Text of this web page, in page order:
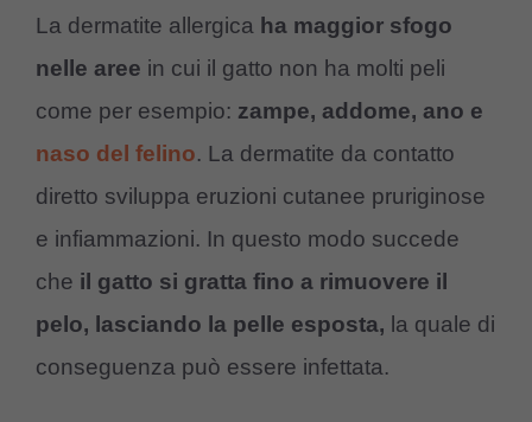
La dermatite allergica ha maggior sfogo
nelle aree in cui il gatto non ha molti peli
come per esempio: zampe, addome, ano e
naso del felino. La dermatite da contatto
diretto sviluppa eruzioni cutanee pruriginose
e infiammazioni. In questo modo succede
che il gatto si gratta fino a rimuovere il
pelo, lasciando la pelle esposta, la quale di
conseguenza può essere infettata.